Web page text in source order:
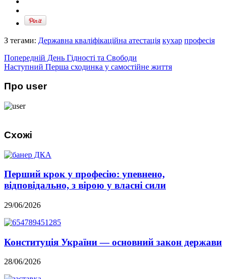
З тегами: Державна кваліфікаційна атестація кухар професія
Попередній День Гідності та Свободи
Наступний Перша сходинка у самостійне життя
Про user
Схожі
Перший крок у професію: упевнено,
відповідально, з вірою у власні сили
29/06/2026
Конституція України — основний закон держави
28/06/2026